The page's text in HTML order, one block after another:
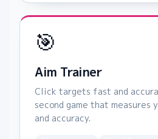
🎯
Aim Trainer
Click targets fast and
second game that measures
and accuracy.